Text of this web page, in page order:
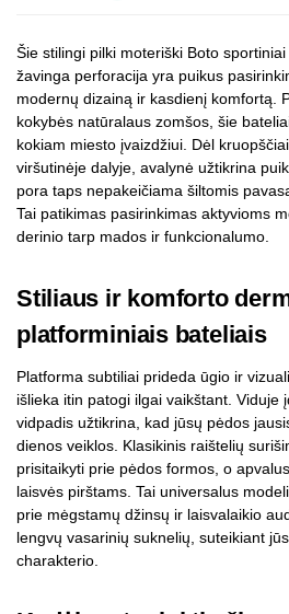
Šie stilingi pilki moteriški Boto
žavinga perforacija yra puikus
modernų dizainą ir kasdienį komfortą.
kokybės natūralaus zomšos, šie
kokiam miesto įvaizdžiui. Dėl
viršutinėje dalyje, avalynė užtikrina
pora taps nepakeičiama šiltomis
Tai patikimas pasirinkimas aktyvioms
derinio tarp mados ir funkcionalumo.
Stiliaus ir komforto
platforminiais bateliais
Platforma subtiliai prideda ūgio ir
išlieka itin patogi ilgai vaikštant. Viduje
vidpadis užtikrina, kad jūsų pėdos
dienos veiklos. Klasikinis raištelių
prisitaikyti prie pėdos formos, o
laisvės pirštams. Tai universalus
prie mėgstamų džinsų ir laisvalaikio
lengvų vasarinių suknelių, suteikiant
charakterio.